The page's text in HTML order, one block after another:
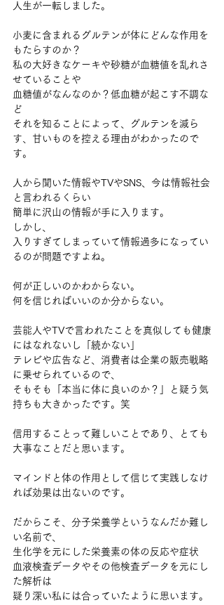
人生が一転しました。
小麦に含まれるグルテンが体にどんな作用を
もたらすのか？
私の大好きなケーキや砂糖が血糖値を乱れさ
せていることや
血糖値がなんなのか？低血糖が起こす不調な
ど
それを知ることによって、グルテンを減ら
す、甘いものを控える理由がわかったので
す。
人から聞いた情報やTVやSNS、今は情報社会
と言われるくらい
簡単に沢山の情報が手に入ります。
しかし、
入りすぎてしまっていて情報過多になってい
るのが問題ですよね。
何が正しいのかわからない。
何を信じればいいのか分からない。
芸能人やTVで言われたことを真似しても健康
にはなれないし「続かない」
テレビや広告など、消費者は企業の販売戦略
に乗せられているので、
そもそも「本当に体に良いのか？」と疑う気
持ちも大きかったです。笑
信用することって難しいことであり、とても
大事なことだと思います。
マインドと体の作用として信じて実践しなけ
れば効果は出ないのです。
だからこそ、分子栄養学というなんだか難し
い名前で、
生化学を元にした栄養素の体の反応や症状
血液検査データやその他検査データを元にし
た解析は
疑り深い私には合っていたように思います。